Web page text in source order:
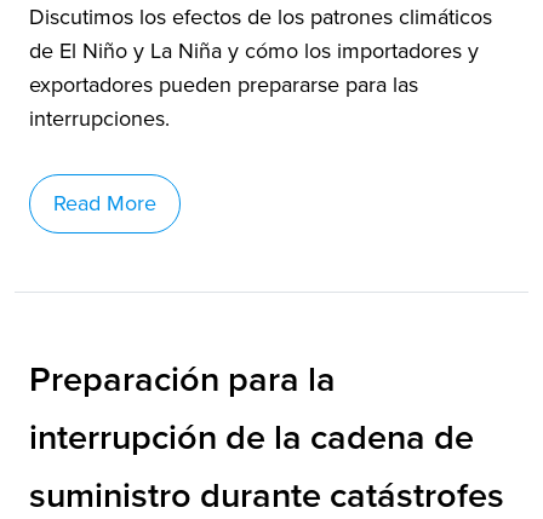
Discutimos los efectos de los patrones climáticos
de El Niño y La Niña y cómo los importadores y
exportadores pueden prepararse para las
interrupciones.
Read More
Preparación para la
interrupción de la cadena de
suministro durante catástrofes